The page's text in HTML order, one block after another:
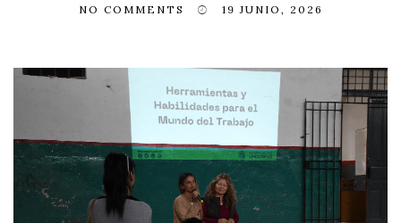
NO COMMENTS 19 JUNIO, 2026